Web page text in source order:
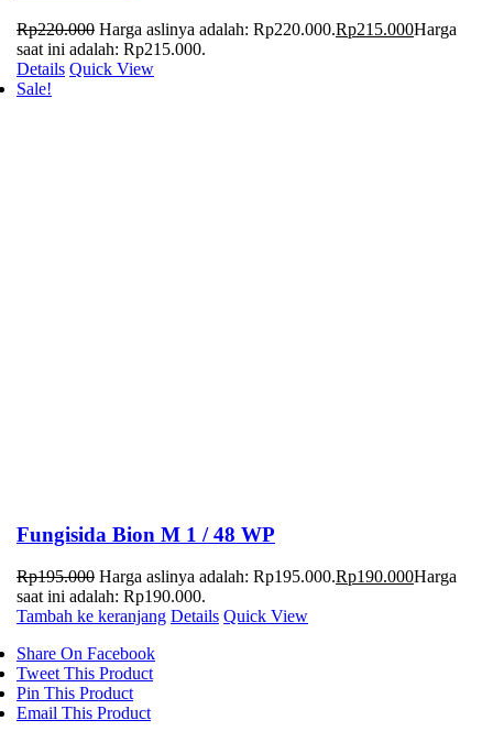
Rp220.000 Harga aslinya adalah: Rp220.000.Rp215.000Harga
saat ini adalah: Rp215.000.
Details Quick View
Sale!
Fungisida Bion M 1 / 48 WP
Rp195.000 Harga aslinya adalah: Rp195.000.Rp190.000Harga
saat ini adalah: Rp190.000.
Tambah ke keranjang Details Quick View
Share On Facebook
Tweet This Product
Pin This Product
Email This Product